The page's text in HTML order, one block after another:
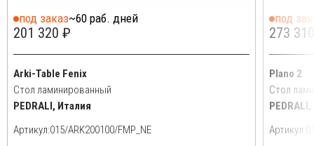
под заказ~60 раб. дней
201 320 ₽
Arki-Table Fenix
Стол ламинированный
PEDRALI, Италия
Артикул:
под
273
Plano 2
Стол
Артикул: